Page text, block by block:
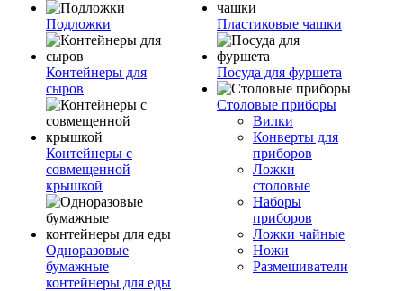
Подложки
Контейнеры для
сыров
Контейнеры с
совмещенной
крышкой
Одноразовые
бумажные
контейнеры для еды
Пластиковые чашки
Посуда для фуршета
Столовые приборы
Вилки
Конверты для
приборов
Ложки
столовые
Наборы
приборов
Ложки чайные
Ножи
Размешиватели